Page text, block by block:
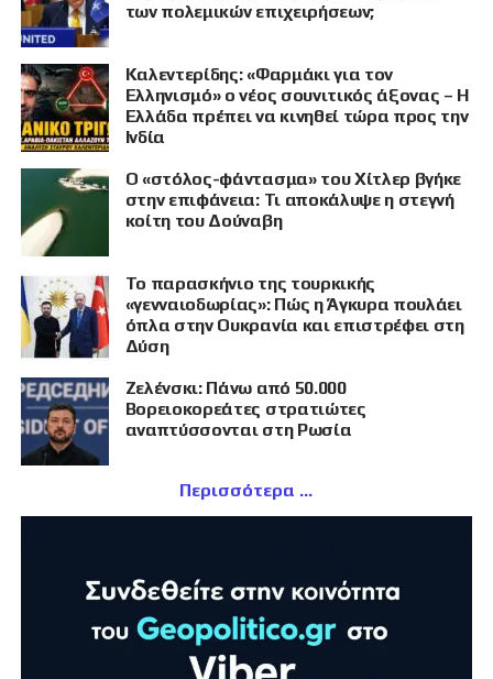
των πολεμικών επιχειρήσεων;
Καλεντερίδης: «Φαρμάκι για τον
Ελληνισμό» ο νέος σουνιτικός άξονας – Η
Ελλάδα πρέπει να κινηθεί τώρα προς την
Ινδία
Ο «στόλος-φάντασμα» του Χίτλερ βγήκε
στην επιφάνεια: Τι αποκάλυψε η στεγνή
κοίτη του Δούναβη
Το παρασκήνιο της τουρκικής
«γενναιοδωρίας»: Πώς η Άγκυρα πουλάει
όπλα στην Ουκρανία και επιστρέφει στη
Δύση
Ζελένσκι: Πάνω από 50.000
Βορειοκορεάτες στρατιώτες
αναπτύσσονται στη Ρωσία
Περισσότερα